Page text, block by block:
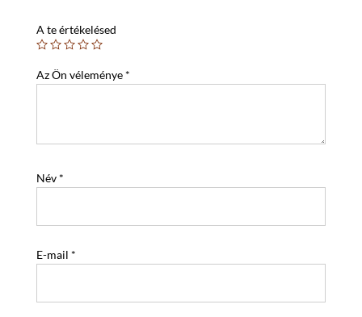
A te értékelésed
Az Ön véleménye *
Név *
E-mail *